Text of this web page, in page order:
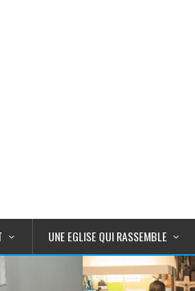
UNE EGLISE QUI RASSEMBLE